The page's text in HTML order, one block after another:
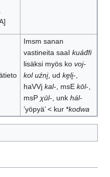
Imsm sanan
vastineita saaI kuáđfi
lisäksi myös ko voj-
kol uźni̮, ud ke̮li̮-,
haVVj kal-, msE kōl-,
msP χūl-, unk hál-
’yöpyä’ < kur *kodwa